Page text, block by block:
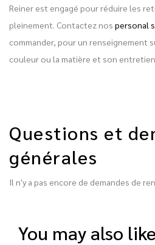
Reiner est engagé pour réduire les
pleinement. Contactez nos personal
commander, pour un renseignement
couleur ou la matière et son entretien.
Questions et
générales
Il n'y a pas encore de demandes de
you may also